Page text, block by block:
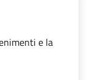
e la